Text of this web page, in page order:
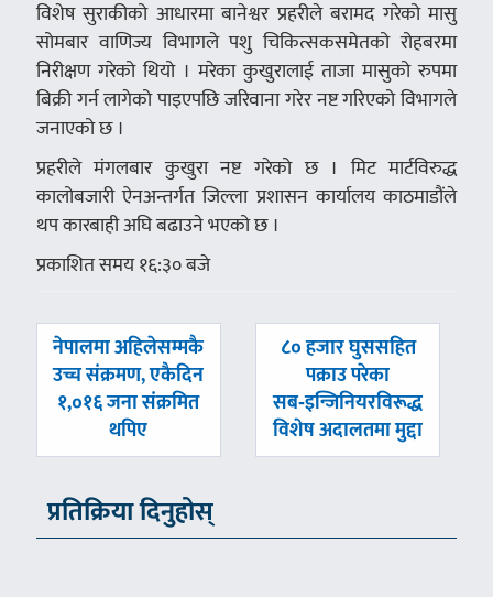
विशेष सुराकीको आधारमा बानेश्वर प्रहरीले बरामद गरेको मासु
सोमबार वाणिज्य विभागले पशु चिकित्सकसमेतको रोहबरमा
निरीक्षण गरेको थियो । मरेका कुखुरालाई ताजा मासुको रुपमा
बिक्री गर्न लागेको पाइएपछि जरिवाना गरेर नष्ट गरिएको विभागले
जनाएको छ ।
प्रहरीले मंगलबार कुखुरा नष्ट गरेको छ । मिट मार्टविरुद्ध
कालोबजारी ऐनअन्तर्गत जिल्ला प्रशासन कार्यालय काठमाडौंले
थप कारबाही अघि बढाउने भएको छ ।
प्रकाशित समय १६:३० बजे
पछिल्लाे
-
नेपालमा अहिलेसम्मकै
उच्च संक्रमण, एकैदिन
१,०१६ जना संक्रमित
थपिए
अघिल्लाे
८० हजार घुससहित
पक्राउ परेका
सब‑इन्जिनियरविरूद्ध
विशेष अदालतमा मुद्दा
प्रतिक्रिया दिनुहोस्